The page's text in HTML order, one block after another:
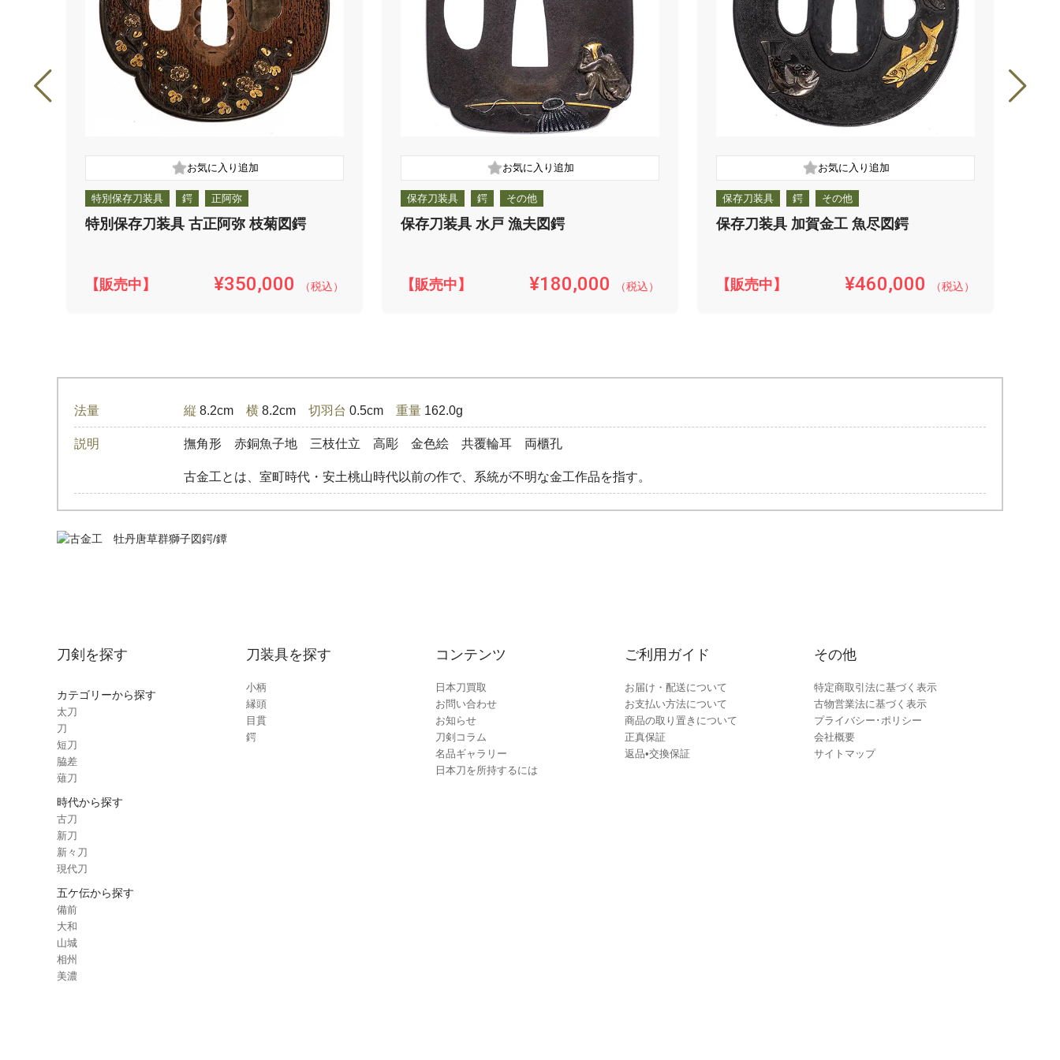
特別保存刀装具 鍔 正阿弥
特別保存刀装具 古正阿弥 枝菊図鍔
【販売中】 ¥350,000 （税込）
保存刀装具 鍔 その他
保存刀装具 水戸 漁夫図鍔
【販売中】 ¥180,000 （税込）
保存刀装具 鍔 その他
保存刀装具 加賀金工 魚尽図鍔
【販売中】 ¥460,000 （税込）
法量 縦8.2cm 横8.2cm 切羽台 0.5cm 重量162.0g
説明 撫角形 赤銅魚子地 三枝仕立 高彫 金色絵 共覆輪耳 両櫃孔
古金工とは、室町時代・安土桃山時代以前の作で、系統が不明な金工作品を指す。
刀剣を探す
カテゴリーから探す
太刀
刀
短刀
脇差
薙刀
時代から探す
古刀
新刀
新々刀
現代刀
五ケ伝から探す
備前
大和
山城
相州
美濃
刀装具を探す
小柄
縁頭
目貫
鍔
コンテンツ
日本刀買取
お問い合わせ
お知らせ
刀剣コラム
名品ギャラリー
日本刀を所持するには
ご利用ガイド
お届け・配送について
お支払い方法について
商品の取り置きについて
正真保証
返品•交換保証
その他
特定商取引法に基づく表示
古物営業法に基づく表示
プライバシー･ポリシー
会社概要
サイトマップ